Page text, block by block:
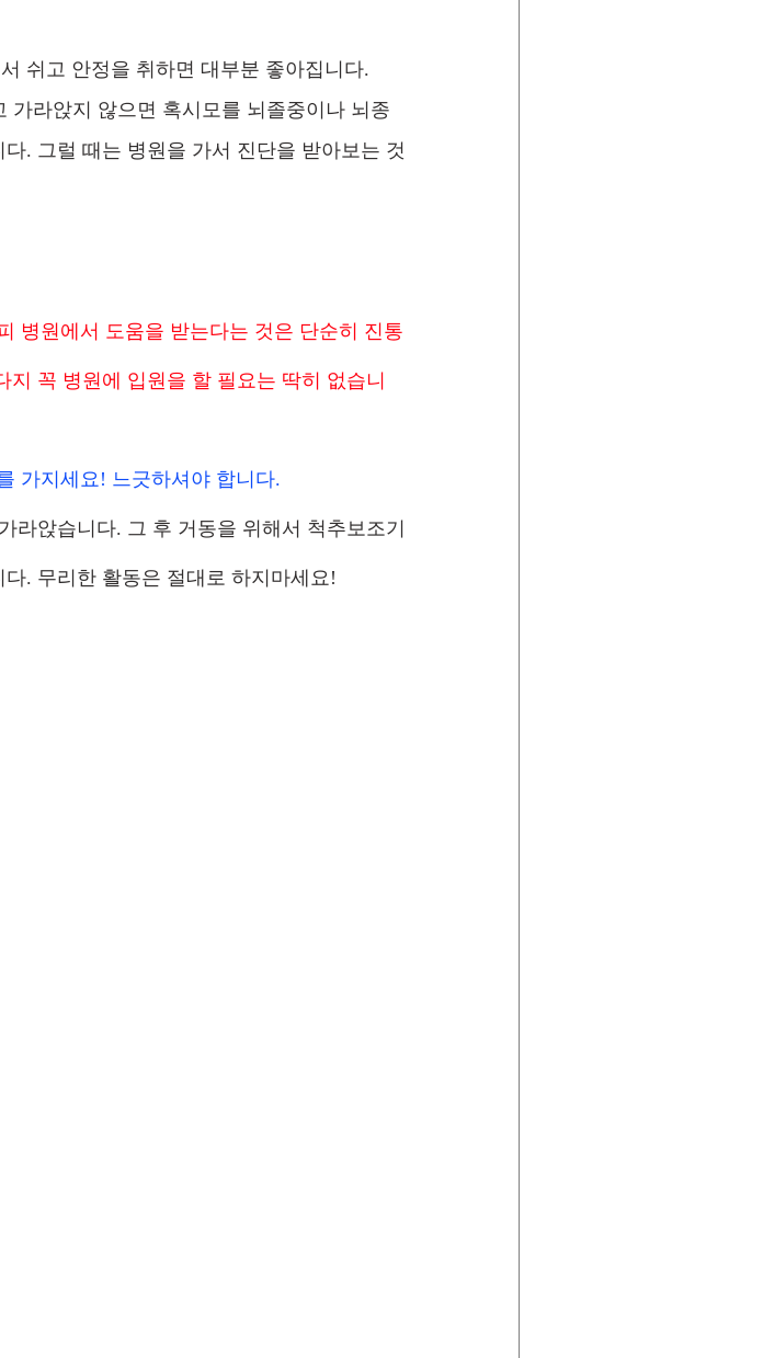
쉬고 안정을 취하면 대부분 좋아집니다.
라앉지 않으면 혹시모를 뇌졸중이나 뇌종
. 그럴 때는 병원을 가서 진단을 받아보는 것
병원에서 도움을 받는다는 것은 단순히 진통
꼭 병원에 입원을 할 필요는 딱히 없습니
가지세요! 느긋하셔야 합니다.
라앉습니다. 그 후 거동을 위해서 척추보조기
. 무리한 활동은 절대로 하지마세요!